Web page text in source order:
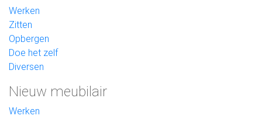
Werken
Zitten
Opbergen
Doe het zelf
Diversen
Nieuw meubilair
Werken